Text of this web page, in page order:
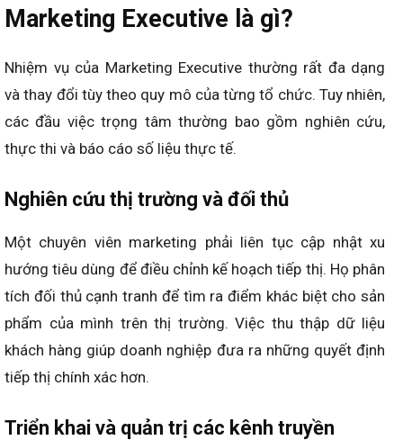
Marketing Executive là gì?
Nhiệm vụ của Marketing Executive thường rất đa dạng
và thay đổi tùy theo quy mô của từng tổ chức. Tuy nhiên,
các đầu việc trọng tâm thường bao gồm nghiên cứu,
thực thi và báo cáo số liệu thực tế.
Nghiên cứu thị trường và đối thủ
Một chuyên viên marketing phải liên tục cập nhật xu
hướng tiêu dùng để điều chỉnh kế hoạch tiếp thị. Họ phân
tích đối thủ cạnh tranh để tìm ra điểm khác biệt cho sản
phẩm của mình trên thị trường. Việc thu thập dữ liệu
khách hàng giúp doanh nghiệp đưa ra những quyết định
tiếp thị chính xác hơn.
Triển khai và quản trị các kênh truyền